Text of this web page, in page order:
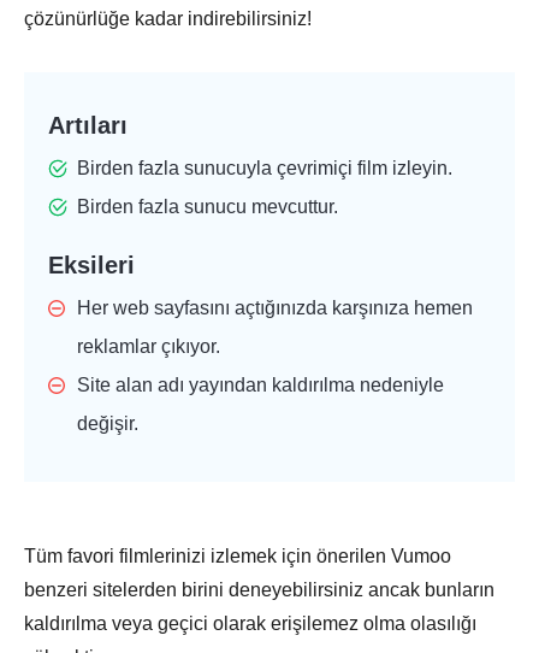
çözünürlüğe kadar indirebilirsiniz!
Artıları
Birden fazla sunucuyla çevrimiçi film izleyin.
Birden fazla sunucu mevcuttur.
Eksileri
Her web sayfasını açtığınızda karşınıza hemen
reklamlar çıkıyor.
Site alan adı yayından kaldırılma nedeniyle
değişir.
Tüm favori filmlerinizi izlemek için önerilen Vumoo
benzeri sitelerden birini deneyebilirsiniz ancak bunların
kaldırılma veya geçici olarak erişilemez olma olasılığı